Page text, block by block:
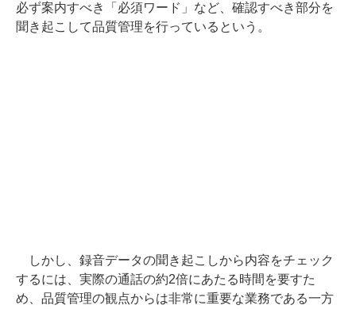
必ず案内すべき「必須ワード」など、確認すべき部分を
聞き起こして品質管理を行っているという。
しかし、録音データの聞き起こしから内容をチェック
するには、実際の通話の約2倍にあたる時間を要すた
め、品質管理の観点からは非常に重要な業務である一方